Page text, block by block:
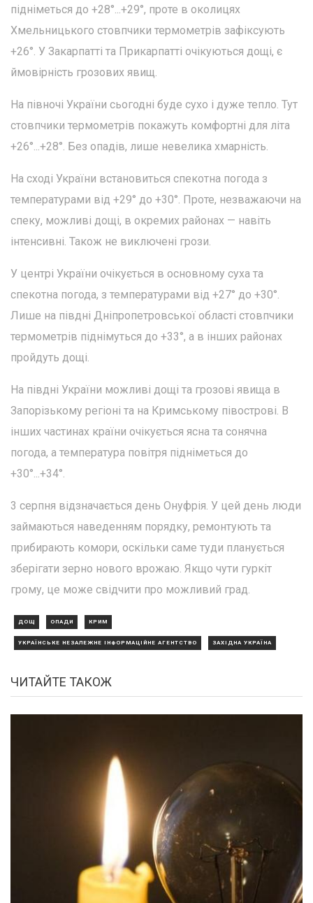
підніметься до +28°...+29°, проте в околицях
Хмельницького стовпчики термометрів зафіксують
+26°. У Закарпатті та Прикарпатті очікуються дощі, є
ймовірність грозових явищ.
На півночі України сьогодні буде сухо і дуже тепло. Тут
стовпчики термометрів покажуть комфортні для літа
+26°...+28°. Без опадів, лише невелика хмарність.
На сході України встановиться спекотна погода з
температурами від +29° до +30°. Проте, незважаючи на
спеку, можливі дощі, в окремих районах — навіть
інтенсивні. Також не виключені грози.
У центрі України очікується в основному суха та
спекотна погода, з температурами від +27° до +30°.
Лише на півдні Дніпропетровської області стовпчики
термометрів піднімуться до +33°, а в інших районах
пройдуть дощі.
На півдні України можливі дощі та грозові явища в
Запорізькому регіоні та на Кримському півострові. В
інших частинах країни очікується ясна та сонячна
погода, а температура повітря підніметься до
+30°...+34°.
3 серпня відзначається день Онуфрія. У цей день люди
займаються наведенням порядку, ремонтують та
прибирають комори, оскільки саме туди планується
зберігати зерно нового врожаю. Якщо чути гуркіт
грому, це може свідчити про можливий град.
ДОЩ ОПАДИ КРИМ
УКРАЇНСЬКЕ НЕЗАЛЕЖНЕ ІНФОРМАЦІЙНЕ АГЕНТСТВО ЗАХІДНА УКРАЇНА
ЧИТАЙТЕ ТАКОЖ